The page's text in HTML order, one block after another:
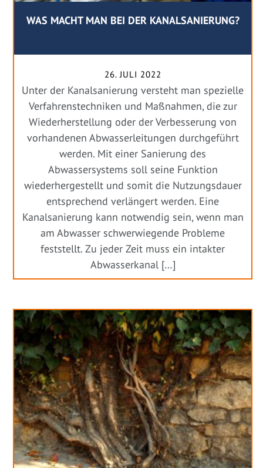
WAS MACHT MAN BEI DER KANALSANIERUNG?
26. JULI 2022
Unter der Kanalsanierung versteht man spezielle
Verfahrenstechniken und Maßnahmen, die zur
Wiederherstellung oder der Verbesserung von
vorhandenen Abwasserleitungen durchgeführt
werden. Mit einer Sanierung des
Abwassersystems soll seine Funktion
wiederhergestellt und somit die Nutzungsdauer
entsprechend verlängert werden. Eine
Kanalsanierung kann notwendig sein, wenn man
am Abwasser schwerwiegende Probleme
feststellt. Zu jeder Zeit muss ein intakter
Abwasserkanal […]